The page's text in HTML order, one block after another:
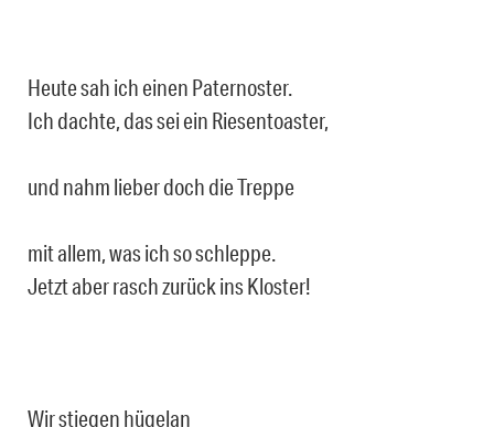
Heute sah ich einen Paternoster.
Ich dachte, das sei ein Riesentoaster,
und nahm lieber doch die Treppe
mit allem, was ich so schleppe.
Jetzt aber rasch zurück ins Kloster!
Wir stiegen hügelan